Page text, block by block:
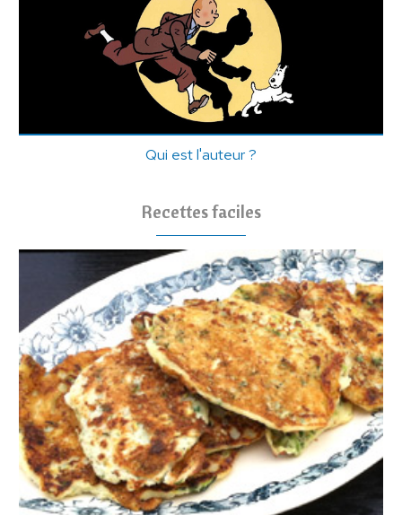
Qui est l'auteur ?
Recettes faciles